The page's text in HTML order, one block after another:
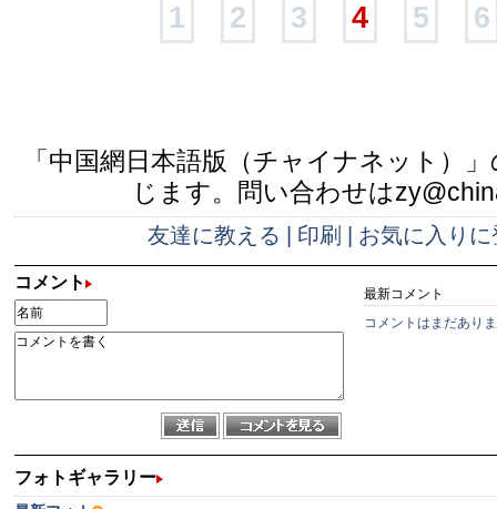
1 2 3 4 5 6
「中国網日本語版（チャイナネット）
じます。問い合わせは
友達に教える 印刷 お気に入りに
コメント
最新コメント
コメントはまだあり